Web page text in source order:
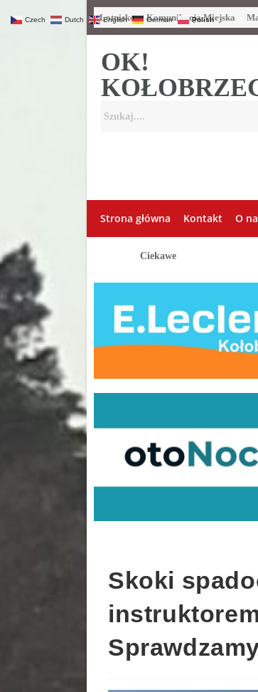
Lotnisko Komunikacja Miejska
OK!
Strona główna Kontakt O
Ciekawe
Skoki
Czech Dutch English German Polish